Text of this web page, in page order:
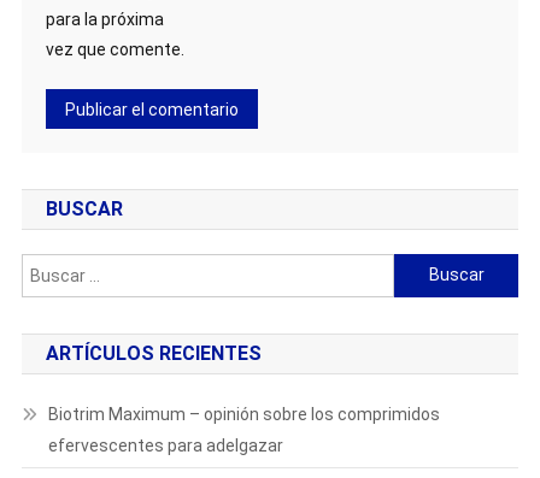
para la próxima
vez que comente.
BUSCAR
Buscar:
ARTÍCULOS RECIENTES
Biotrim Maximum – opinión sobre los comprimidos
efervescentes para adelgazar